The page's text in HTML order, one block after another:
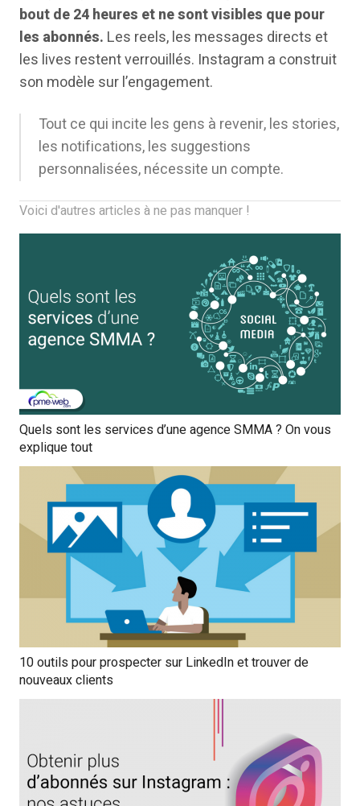
bout de 24 heures et ne sont visibles que pour
les abonnés. Les reels, les messages directs et
les lives restent verrouillés. Instagram a construit
son modèle sur l’engagement.
Tout ce qui incite les gens à revenir, les stories,
les notifications, les suggestions
personnalisées, nécessite un compte.
Voici d'autres articles à ne pas manquer !
Quels sont les services d’une agence SMMA ? On vous
explique tout
10 outils pour prospecter sur LinkedIn et trouver de
nouveaux clients